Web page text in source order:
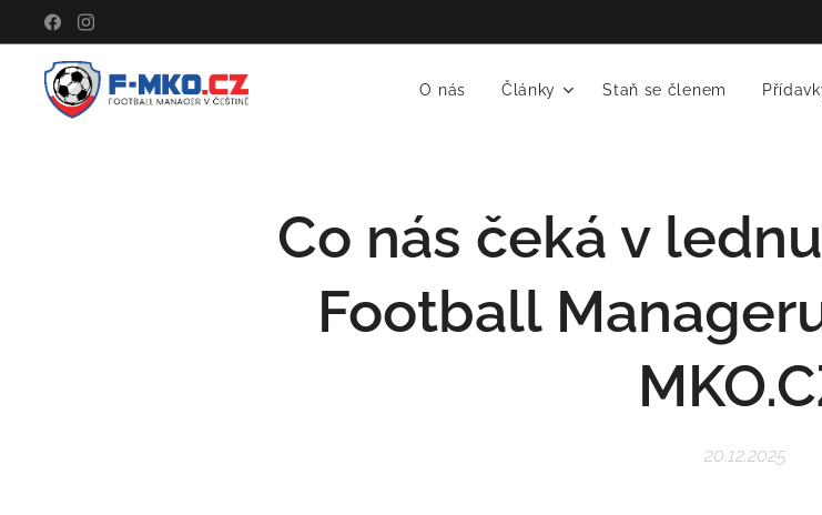
O nás Články Staň se členem
Co nás čeká v
Football
MKO.C
20.12.2025